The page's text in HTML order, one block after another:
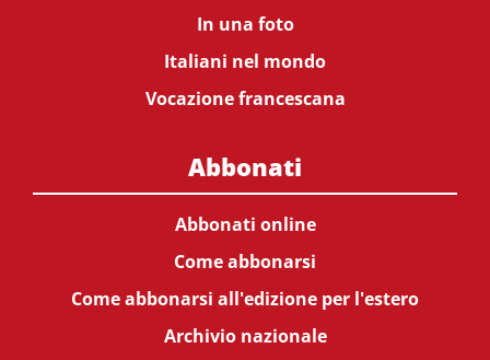
In una foto
Italiani nel mondo
Vocazione francescana
Abbonati
Abbonati online
Come abbonarsi
Come abbonarsi all'edizione per l'estero
Archivio nazionale